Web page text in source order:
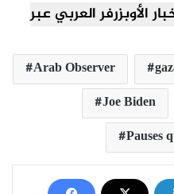
Arab Observer
Joe Biden
Pauses